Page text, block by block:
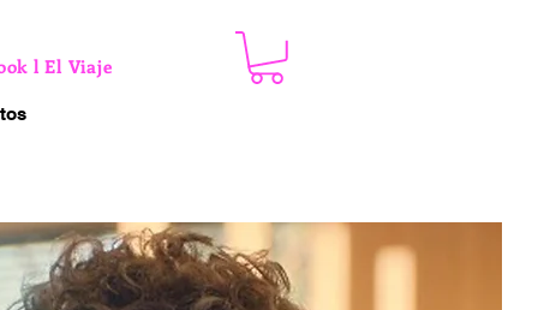
l El Viaje de Premio. Talks